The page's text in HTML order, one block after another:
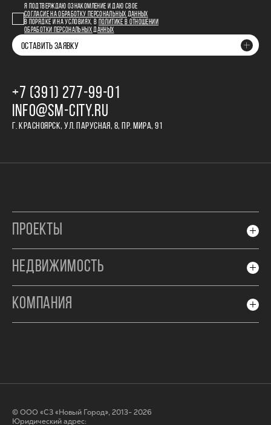
Я ПОДТВЕРЖДАЮ ОЗНАКОМЛЕНИЕ И ДАЮ СВОЕ
СОГЛАСИЕ НА ОБРАБОТКУ ПЕРСОНАЛЬНЫХ ДАННЫХ
В ПОРЯДКЕ И НА УСЛОВИЯХ, В
ПОЛИТИКЕ В ОТНОШЕНИИ
ОБРАБОТКИ ПЕРСОНАЛЬНЫХ ДАННЫХ
ОСТАВИТЬ ЗАЯВКУ
+7 (391) 277‒99‒01
INFO@SM-CITY.RU
Г. КРАСНОЯРСК, УЛ. ПАРУСНАЯ, 8, ПР. МИРА, 91
ПРОЕКТЫ
НЕДВИЖИМОСТЬ
КОМПАНИЯ
© ООО «СЗ «Новый Город», 2013- 2026
Юридический адрес: